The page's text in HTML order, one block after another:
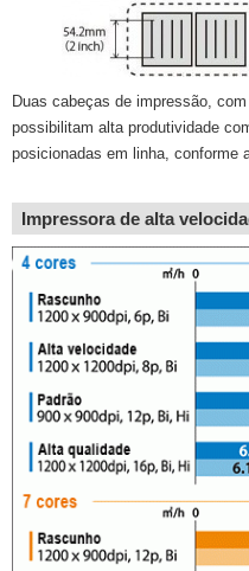
Duas cabeças de impressão,
possibilitam alta produtividade
posicionadas em linha, conforme
Impressora de alta